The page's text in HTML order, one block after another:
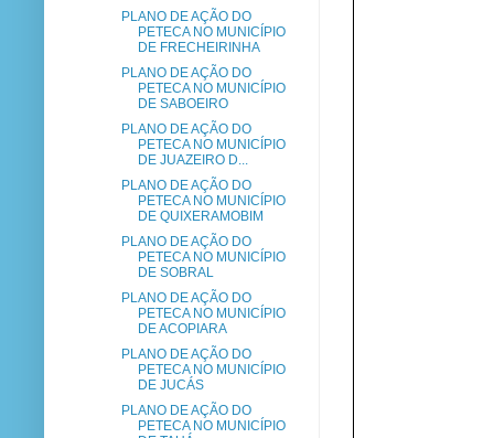
PLANO DE AÇÃO DO
PETECA NO MUNICÍPIO
DE FRECHEIRINHA
PLANO DE AÇÃO DO
PETECA NO MUNICÍPIO
DE SABOEIRO
PLANO DE AÇÃO DO
PETECA NO MUNICÍPIO
DE JUAZEIRO D...
PLANO DE AÇÃO DO
PETECA NO MUNICÍPIO
DE QUIXERAMOBIM
PLANO DE AÇÃO DO
PETECA NO MUNICÍPIO
DE SOBRAL
PLANO DE AÇÃO DO
PETECA NO MUNICÍPIO
DE ACOPIARA
PLANO DE AÇÃO DO
PETECA NO MUNICÍPIO
DE JUCÁS
PLANO DE AÇÃO DO
PETECA NO MUNICÍPIO